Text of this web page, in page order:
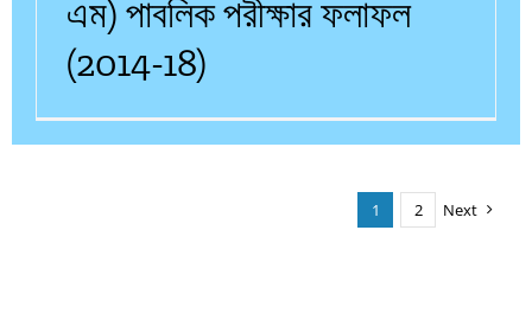
এম) পাবলিক পরীক্ষার ফলাফল
(2014-18)
1 2 Next